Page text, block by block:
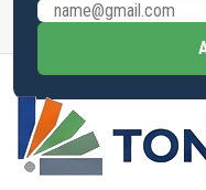
Имейл адрес